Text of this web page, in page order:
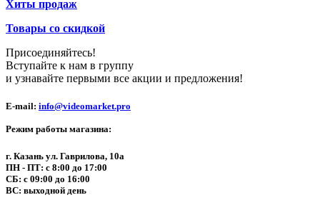
Хиты продаж
Товары со скидкой
Присоединяйтесь!
Вступайте к нам в группу
и узнавайте первыми все акции и предложения!
E-mail: info@videomarket.pro
Режим работы магазина:
г. Казань ул. Гаврилова, 10а
ПН - ПТ: с 8:00 до 17:00
СБ: с 09:00 до 16:00
ВС: выходной день